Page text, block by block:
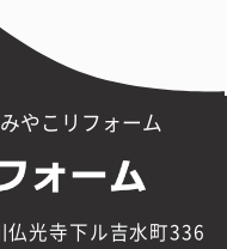
やこリフォーム
光寺下ル吉水町336